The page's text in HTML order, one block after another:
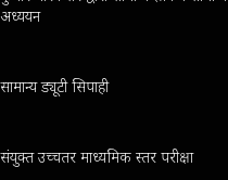
अध्ययन
सामान्य ड्यूटी सिपाही
संयुक्त उच्चतर माध्यमिक स्तर परीक्षा